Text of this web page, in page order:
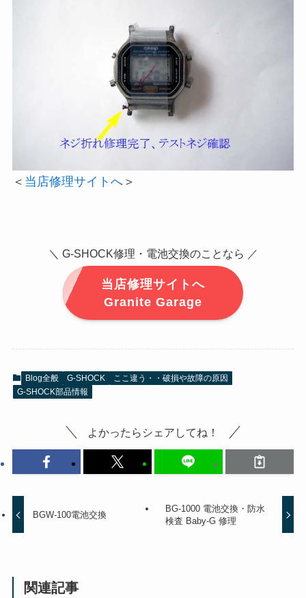
＜ 当店修理サイトへ＞
＼ G-SHOCK修理・電池交換のことなら ／
当店修理サイトへ
Granite Garage
Blog全般 G-SHOCK
ここ違う・・破損や故障の原因
G-SHOCK部品情報
よかったらシェアしてね！
BGW-100電池交換
BG-1000 電池交換・防水
検査 Baby-G 修理
関連記事